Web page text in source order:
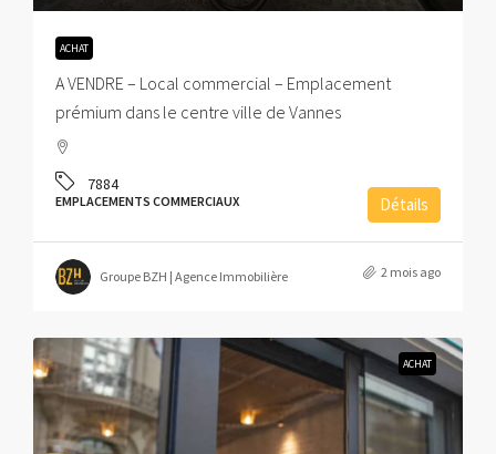
ACHAT
A VENDRE – Local commercial – Emplacement
prémium dans le centre ville de Vannes
7884
EMPLACEMENTS COMMERCIAUX Détails
Groupe BZH | Agence Immobilière 2 mois ago
ACHAT